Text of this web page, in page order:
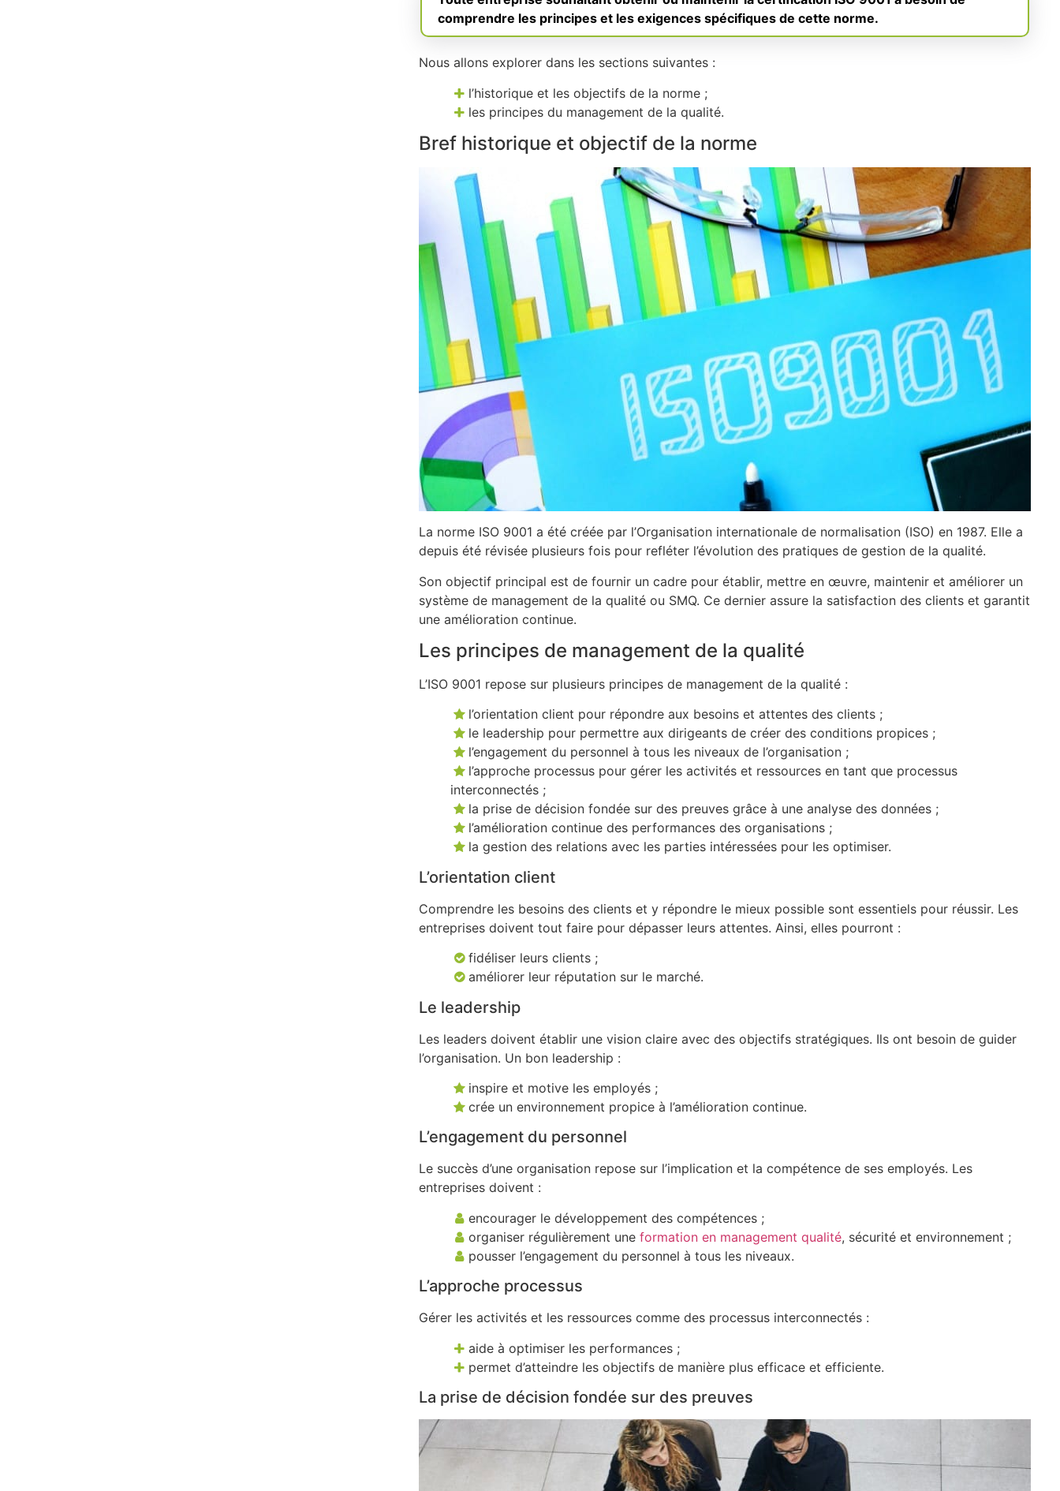
comprendre les principes et les exigences spécifiques de cette norme.
Nous allons explorer dans les sections suivantes :
l’historique et les objectifs de la norme ;
les principes du management de la qualité.
Bref historique et objectif de la norme
La norme ISO 9001 a été créée par l’Organisation internationale de normalisation (ISO) en 1987. Elle a
depuis été révisée plusieurs fois pour refléter l’évolution des pratiques de gestion de la qualité.
Son objectif principal est de fournir un cadre pour établir, mettre en œuvre, maintenir et améliorer un
système de management de la qualité ou SMQ. Ce dernier assure la satisfaction des clients et garantit
une amélioration continue.
Les principes de management de la qualité
L’ISO 9001 repose sur plusieurs principes de management de la qualité :
l’orientation client pour répondre aux besoins et attentes des clients ;
le leadership pour permettre aux dirigeants de créer des conditions propices ;
l’engagement du personnel à tous les niveaux de l’organisation ;
l’approche processus pour gérer les activités et ressources en tant que processus
interconnectés ;
la prise de décision fondée sur des preuves grâce à une analyse des données ;
l’amélioration continue des performances des organisations ;
la gestion des relations avec les parties intéressées pour les optimiser.
L’orientation client
Comprendre les besoins des clients et y répondre le mieux possible sont essentiels pour réussir. Les
entreprises doivent tout faire pour dépasser leurs attentes. Ainsi, elles pourront :
fidéliser leurs clients ;
améliorer leur réputation sur le marché.
Le leadership
Les leaders doivent établir une vision claire avec des objectifs stratégiques. Ils ont besoin de guider
l’organisation. Un bon leadership :
inspire et motive les employés ;
crée un environnement propice à l’amélioration continue.
L’engagement du personnel
Le succès d’une organisation repose sur l’implication et la compétence de ses employés. Les
entreprises doivent :
encourager le développement des compétences ;
organiser régulièrement une formation en management qualité, sécurité et environnement ;
pousser l’engagement du personnel à tous les niveaux.
L’approche processus
Gérer les activités et les ressources comme des processus interconnectés :
aide à optimiser les performances ;
permet d’atteindre les objectifs de manière plus efficace et efficiente.
La prise de décision fondée sur des preuves